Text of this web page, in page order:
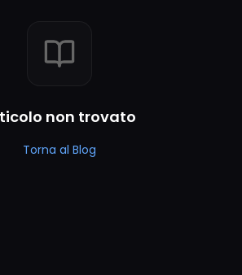
non trovato
Torna al Blog